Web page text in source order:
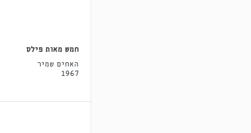
חמש מאות פילס
האחים שמיר
1967